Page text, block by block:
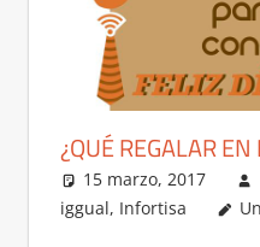
¿QUÉ REGALAR
15 marzo, 2017
iggual, Infortisa